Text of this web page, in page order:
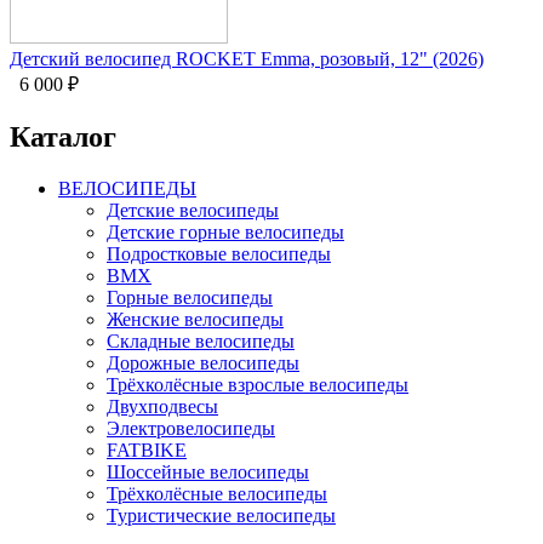
Детский велосипед ROCKET Emma, розовый, 12" (2026)
6 000 ₽
Каталог
ВЕЛОСИПЕДЫ
Детские велосипеды
Детские горные велосипеды
Подростковые велосипеды
BMX
Горные велосипеды
Женские велосипеды
Складные велосипеды
Дорожные велосипеды
Трёхколёсные взрослые велосипеды
Двухподвесы
Электровелосипеды
FATBIKE
Шоссейные велосипеды
Трёхколёсные велосипеды
Туристические велосипеды